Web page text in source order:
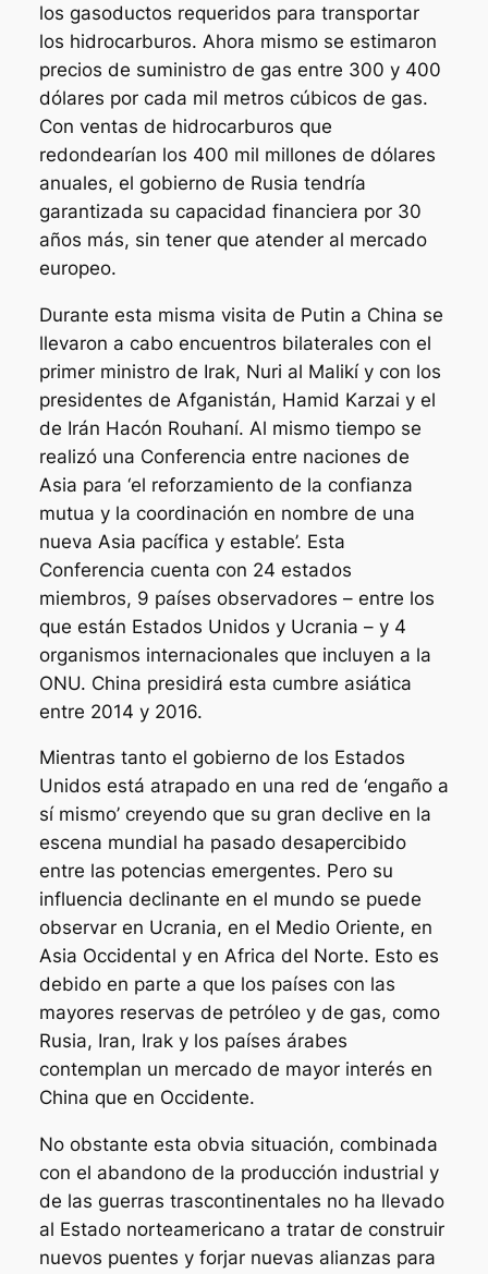
los gasoductos requeridos para transportar
los hidrocarburos. Ahora mismo se estimaron
precios de suministro de gas entre 300 y 400
dólares por cada mil metros cúbicos de gas.
Con ventas de hidrocarburos que
redondearían los 400 mil millones de dólares
anuales, el gobierno de Rusia tendría
garantizada su capacidad financiera por 30
años más, sin tener que atender al mercado
europeo.
Durante esta misma visita de Putin a China se
llevaron a cabo encuentros bilaterales con el
primer ministro de Irak, Nuri al Malikí y con los
presidentes de Afganistán, Hamid Karzai y el
de Irán Hacón Rouhaní. Al mismo tiempo se
realizó una Conferencia entre naciones de
Asia para ‘el reforzamiento de la confianza
mutua y la coordinación en nombre de una
nueva Asia pacífica y estable’. Esta
Conferencia cuenta con 24 estados
miembros, 9 países observadores – entre los
que están Estados Unidos y Ucrania – y 4
organismos internacionales que incluyen a la
ONU. China presidirá esta cumbre asiática
entre 2014 y 2016.
Mientras tanto el gobierno de los Estados
Unidos está atrapado en una red de ‘engaño a
sí mismo’ creyendo que su gran declive en la
escena mundial ha pasado desapercibido
entre las potencias emergentes. Pero su
influencia declinante en el mundo se puede
observar en Ucrania, en el Medio Oriente, en
Asia Occidental y en Africa del Norte. Esto es
debido en parte a que los países con las
mayores reservas de petróleo y de gas, como
Rusia, Iran, Irak y los países árabes
contemplan un mercado de mayor interés en
China que en Occidente.
No obstante esta obvia situación, combinada
con el abandono de la producción industrial y
de las guerras trascontinentales no ha llevado
al Estado norteamericano a tratar de construir
nuevos puentes y forjar nuevas alianzas para